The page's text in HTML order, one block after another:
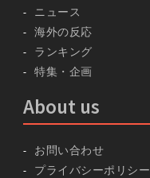
ニュース
海外の反応
ランキング
特集・企画
About us
お問い合わせ
プライバシーポリシー